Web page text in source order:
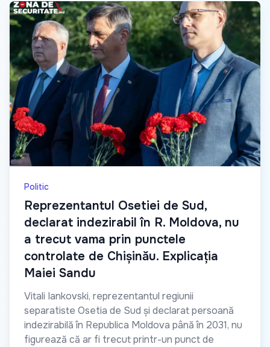
Politic
Reprezentantul Osetiei de Sud,
declarat indezirabil în R. Moldova, nu
a trecut vama prin punctele
controlate de Chișinău. Explicația
Maiei Sandu
Vitali Iankovski, reprezentantul regiunii
separatiste Osetia de Sud și declarat persoană
indezirabilă în Republica Moldova până în 2031, nu
figurează că ar fi trecut printr-un punct de